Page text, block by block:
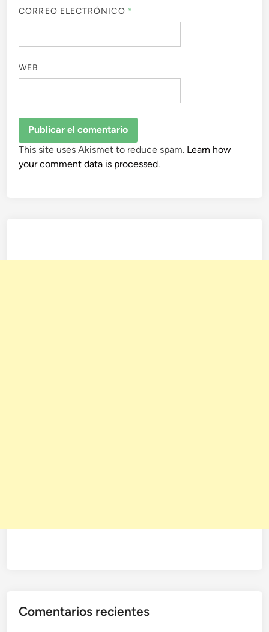
CORREO ELECTRÓNICO *
WEB
This site uses Akismet to reduce spam. Learn how
your comment data is processed.
Comentarios recientes